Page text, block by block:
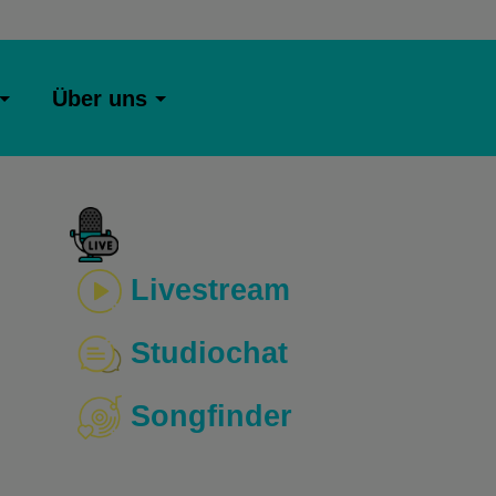
Über uns
Livestream
Studiochat
Songfinder